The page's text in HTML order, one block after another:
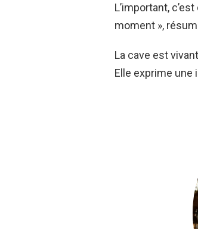
L’important,
moment »,
La cave est
Elle exprime une